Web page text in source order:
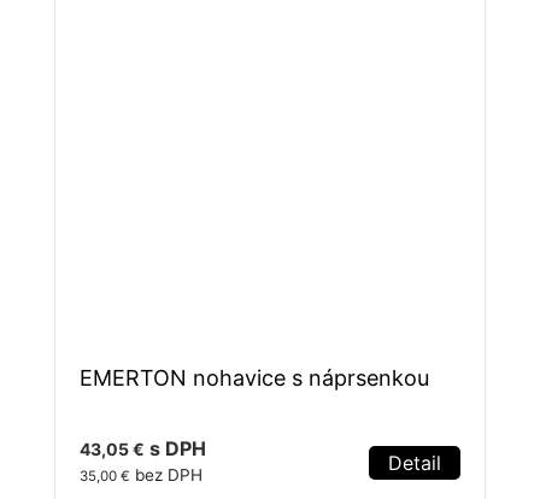
EMERTON nohavice s náprsenkou
43,05 € s DPH
35,00 € bez DPH Detail